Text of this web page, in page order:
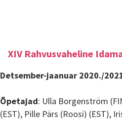
XIV Rahvusvaheline
Detsember-jaanuar 2020./
Õpetajad: Ulla Borgenström
(EST), Pille Pärs (Roosi) (EST),